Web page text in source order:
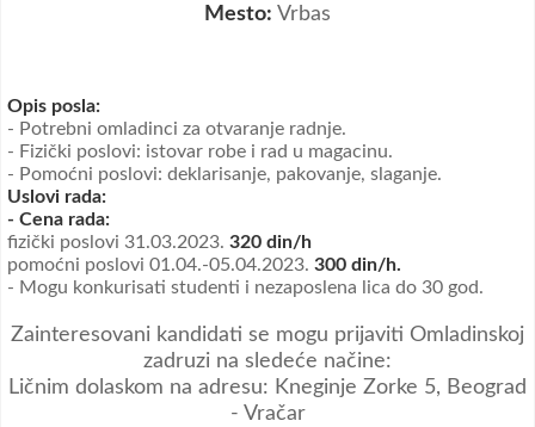
Mesto: Vrbas
Opis posla:
- Potrebni omladinci za otvaranje radnje.
- Fizički poslovi: istovar robe i rad u magacinu.
- Pomoćni poslovi: deklarisanje, pakovanje, slaganje.
Uslovi rada:
- Cena rada:
fizički poslovi 31.03.2023. 320 din/h
pomoćni poslovi 01.04.-05.04.2023. 300 din/h.
- Mogu konkurisati studenti i nezaposlena lica do 30 god.
Zainteresovani kandidati se mogu prijaviti Omladinskoj
zadruzi na sledeće načine:
Ličnim dolaskom na adresu: Kneginje Zorke 5, Beograd
- Vračar